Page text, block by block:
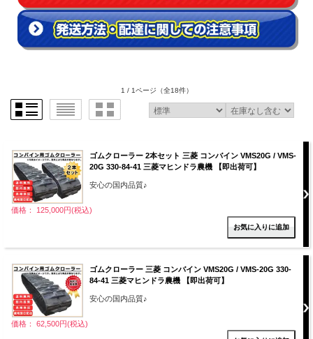
1 / 1ページ （全18件）
ゴムクローラー 2本セット 三菱 コンバイン VMS20G / VMS-
20G 330-84-41 三菱マヒンドラ農機 【即出荷可】
安心の国内品質♪
価格： 125,000円(税込)
ゴムクローラー 三菱 コンバイン VMS20G / VMS-20G 330-
84-41 三菱マヒンドラ農機 【即出荷可】
安心の国内品質♪
価格： 62,500円(税込)